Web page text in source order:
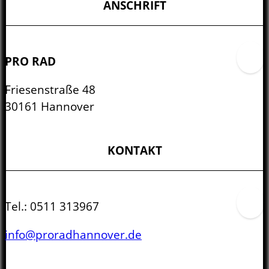
ANSCHRIFT
PRO RAD
Friesenstraße 48
30161 Hannover
KONTAKT
Tel.: 0511 313967
info@proradhannover.de